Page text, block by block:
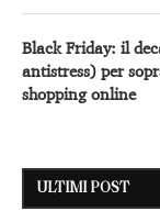
Black Friday: il
antistress) per
shopping online
ULTIMI POST